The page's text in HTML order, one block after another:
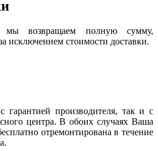
мы возвращаем полную сумму,
исключением стоимости доставки.
гарантией производителя, так и с
центра. В обоих случаях Ваша
отремонтирована в течение